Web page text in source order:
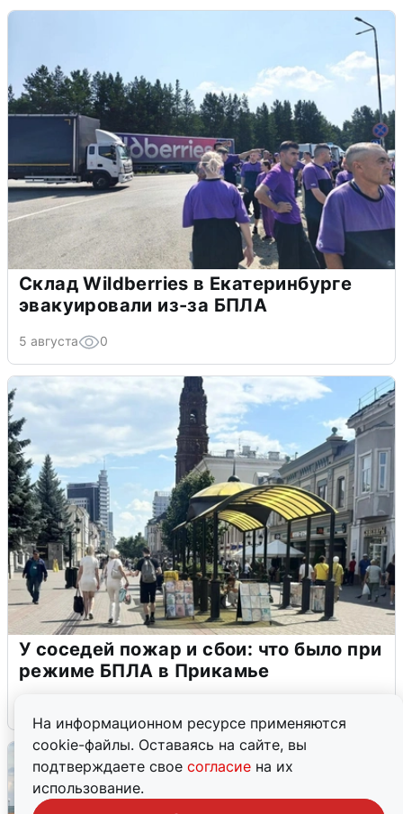
На информационном ресурсе применяются
cookie-файлы. Оставаясь на сайте, вы
подтверждаете свое согласие на их
использование.
Склад Wildberries в Екатеринбурге
эвакуировали из-за БПЛА
5 августа 0
У соседей пожар и сбои: что было при
режиме БПЛА в Прикамье